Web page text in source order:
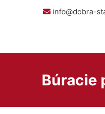
info@dobra-
Búracie